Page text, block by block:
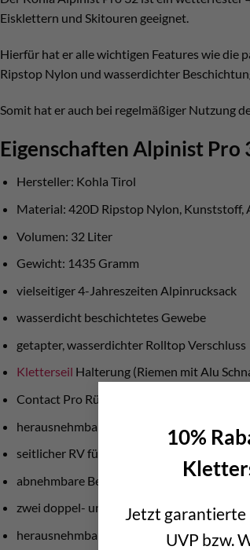
10%
Jetzt garantierte
UVP bzw.
Eisklettern und Skitouren geeignet.
Hierfür hat er alle wichtigen Features wie die
Ripstop Nylon und wasserdichter
Somit hat er auch bei regelmäßiger Nutzung
Eigenschaften Alpinist Pro
Hersteller: Kohla Tirol
Material: 420D Ripstop Nylon, Kunststoff,
Volumen: 32 Liter
Gewicht: 1435 Gramm
vielseitiger 4-Jahreszeiten Alpinrucksack
wasserdicht beschichtetes Gewebe
getapter, wasserdichter Rolltop Verschluss
Kletterseil Halterung (Riemen mit Alu
Contact Pro Rückentragesystem
herausnehmbare Rückenplatte (200 Gramm)
seitlicher RV für Zugang zum Innenraum
abnehmbare Befestigungsriemen für
zwei doppel- und zwei dreischlaufige Daisy
herausnehmbare Innentasche mit RV